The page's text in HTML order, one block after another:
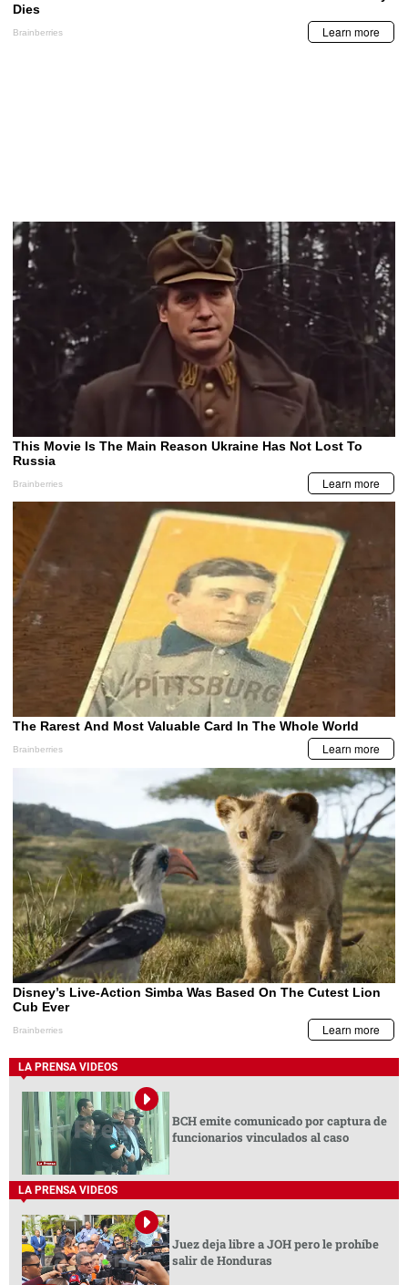
LA PRENSA VIDEOS
BCH emite comunicado por captura de
funcionarios vinculados al caso
LA PRENSA VIDEOS
Juez deja libre a JOH pero le prohíbe
salir de Honduras